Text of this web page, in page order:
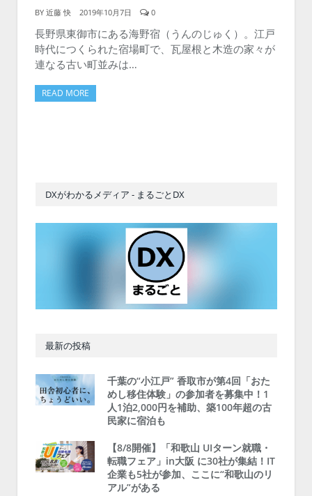
BY 近藤 快 2019年10月7日 0
長野県東御市にある海野宿（うんのじゅく）。江戸
時代につくられた宿場町で、瓦屋根と木造の家々が
連なる古い町並みは…
READ MORE
DXがわかるメディア - まるごとDX
最新の投稿
千葉の“小江戸” 香取市が第4回「おた
めし移住体験」の参加者を募集中！1
人1泊2,000円を補助、築100年超の古
民家に宿泊も
【8/8開催】「和歌山 UIターン就職・
転職フェア」in大阪 に30社が集結！IT
企業も5社が参加、ここに“和歌山のリ
アル”がある